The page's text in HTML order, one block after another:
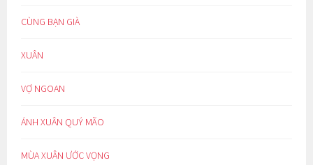
CÙNG BẠN GIÀ
XUÂN
VỢ NGOAN
ÁNH XUÂN QUÝ MÃO
MÙA XUÂN ƯỚC VỌNG